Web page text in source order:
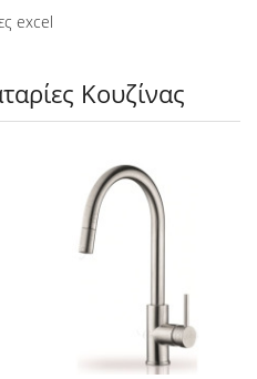
excel
Κουζίνας